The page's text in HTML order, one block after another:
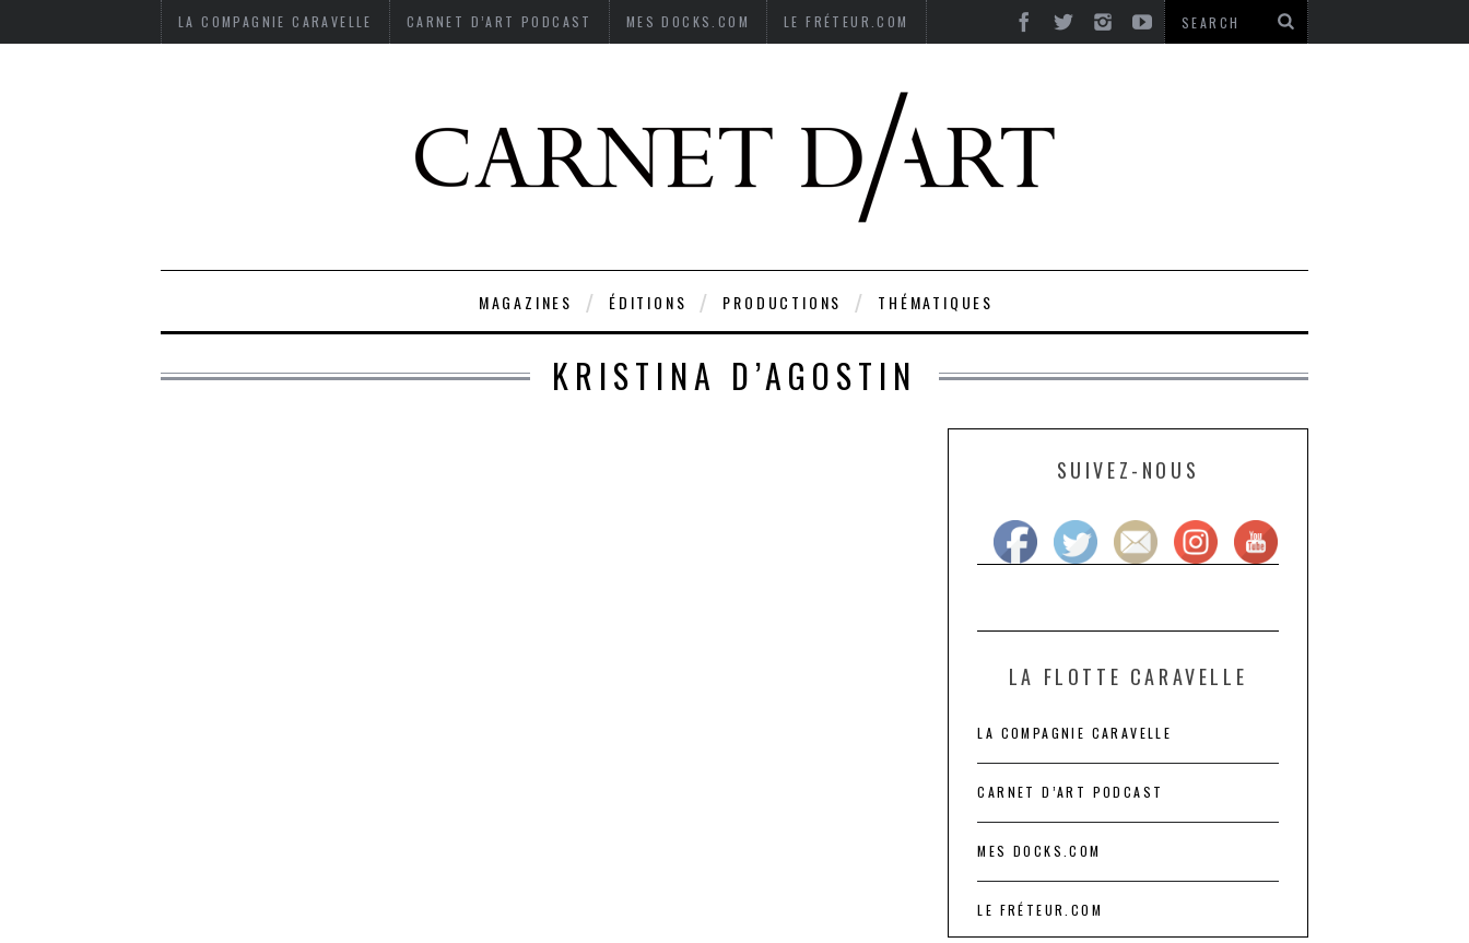
LA COMPAGNIE CARAVELLE CARNET D’ART PODCAST MES DOCKS.COM LE FRÉTEUR.COM
MAGAZINES ÉDITIONS PRODUCTIONS THÉMATIQUES
KRISTINA D’AGOSTIN
SUIVEZ-NOUS
LA FLOTTE CARAVELLE
LA COMPAGNIE CARAVELLE
CARNET D’ART PODCAST
MES DOCKS.COM
LE FRÉTEUR.COM